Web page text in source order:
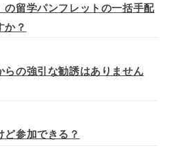
の留学パンフレットの一括手配
か？
らの強引な勧誘はありません
ど参加できる？